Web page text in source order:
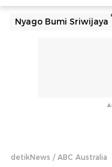
Nyago Bumi Sriwijaya
detikNews ABC Australia